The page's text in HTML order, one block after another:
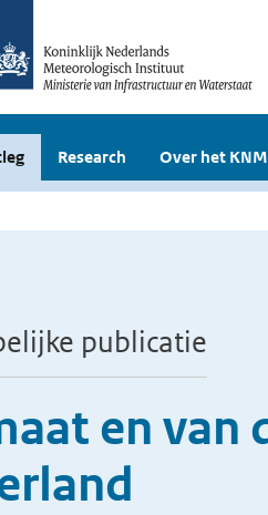
Research Over het
publicatie
en van